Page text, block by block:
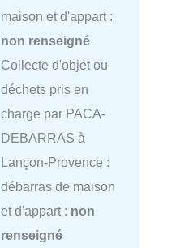
maison et d'appart :
non renseigné
Collecte d'objet ou
déchets pris en
charge par PACA-
DEBARRAS à
Lançon-Provence :
débarras de maison
et d'appart : non
renseigné